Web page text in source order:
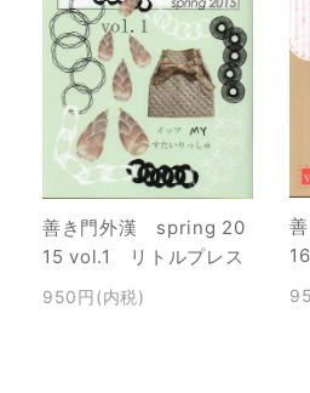
善き門外漢 spring 20
15 vol.1 リトルプレス
950円(内税)